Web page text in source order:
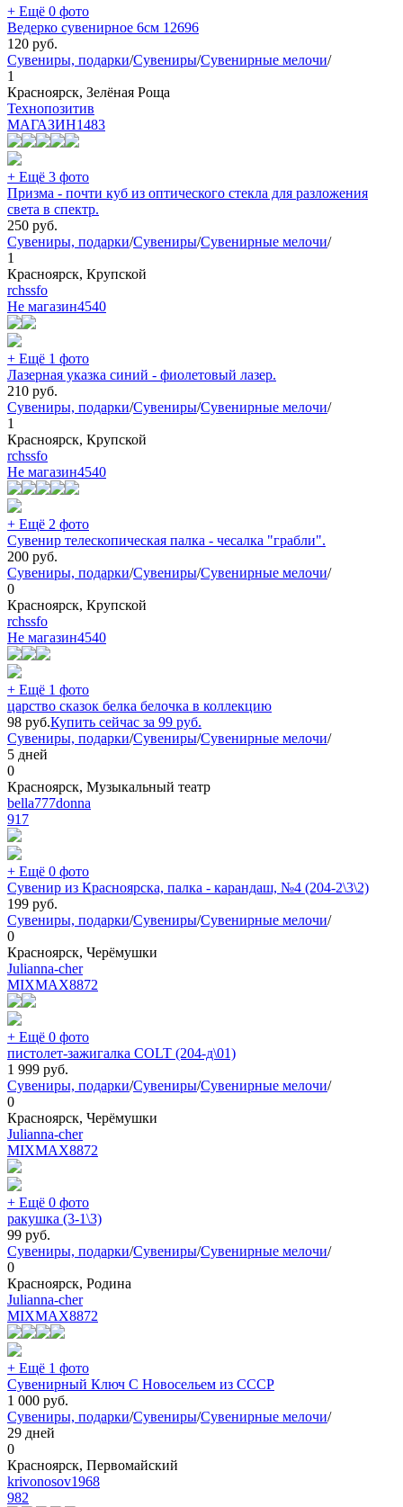
+ Ещё 0 фото
Ведерко сувенирное 6см 12696
120 руб.
Сувениры, подарки/Сувениры/Сувенирные мелочи/
1
Красноярск, Зелёная Роща
Технопозитив
МАГАЗИН1483
+ Ещё 3 фото
Призма - почти куб из оптического стекла для разложения
света в спектр.
250 руб.
Сувениры, подарки/Сувениры/Сувенирные мелочи/
1
Красноярск, Крупской
rchssfo
Не магазин4540
+ Ещё 1 фото
Лазерная указка синий - фиолетовый лазер.
210 руб.
Сувениры, подарки/Сувениры/Сувенирные мелочи/
1
Красноярск, Крупской
rchssfo
Не магазин4540
+ Ещё 2 фото
Сувенир телескопическая палка - чесалка "грабли".
200 руб.
Сувениры, подарки/Сувениры/Сувенирные мелочи/
0
Красноярск, Крупской
rchssfo
Не магазин4540
+ Ещё 1 фото
царство сказок белка белочка в коллекцию
98 руб.Купить сейчас за 99 руб.
Сувениры, подарки/Сувениры/Сувенирные мелочи/
5 дней
0
Красноярск, Музыкальный театр
bella777donna
917
+ Ещё 0 фото
Сувенир из Красноярска, палка - карандаш, №4 (204-2\3\2)
199 руб.
Сувениры, подарки/Сувениры/Сувенирные мелочи/
0
Красноярск, Черёмушки
Julianna-cher
MIXMAX8872
+ Ещё 0 фото
пистолет-зажигалка COLT (204-д\01)
1 999 руб.
Сувениры, подарки/Сувениры/Сувенирные мелочи/
0
Красноярск, Черёмушки
Julianna-cher
MIXMAX8872
+ Ещё 0 фото
ракушка (3-1\3)
99 руб.
Сувениры, подарки/Сувениры/Сувенирные мелочи/
0
Красноярск, Родина
Julianna-cher
MIXMAX8872
+ Ещё 1 фото
Сувенирный Ключ С Новосельем из СССР
1 000 руб.
Сувениры, подарки/Сувениры/Сувенирные мелочи/
29 дней
0
Красноярск, Первомайский
krivonosov1968
982